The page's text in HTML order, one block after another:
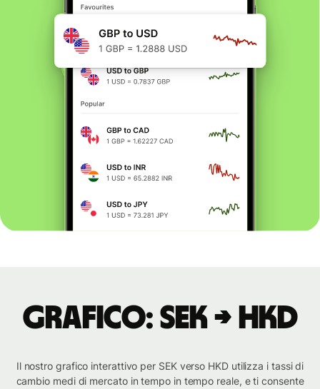
Grafico: SEK → HKD
Il nostro grafico interattivo per SEK verso HKD utilizza i tassi di
cambio medi di mercato in tempo in tempo reale, e ti consente